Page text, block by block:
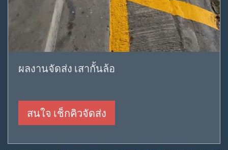
ผลงานจัดส่ง เสากั้นล้อ
สนใจ เช็กคิวจัดส่ง